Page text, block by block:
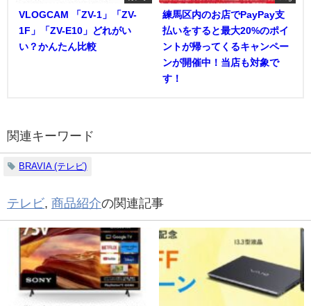
VLOGCAM 「ZV-1」「ZV-
1F」「ZV-E10」どれがい
い？かんたん比較
練馬区内のお店でPayPay支
払いをすると最大20%のポイ
ントが帰ってくるキャンペー
ンが開催中！当店も対象で
す！
関連キーワード
BRAVIA (テレビ)
テレビ 商品紹介の関連記事